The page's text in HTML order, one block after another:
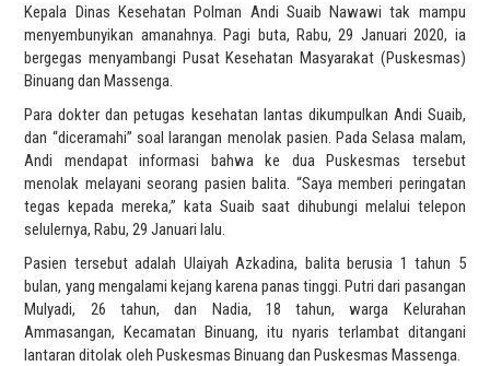
Kepala Dinas Kesehatan Polman Andi Suaib Nawawi tak mampu
menyembunyikan amanahnya. Pagi buta, Rabu, 29 Januari 2020, ia
bergegas menyambangi Pusat Kesehatan Masyarakat (Puskesmas)
Binuang dan Massenga.
Para dokter dan petugas kesehatan lantas dikumpulkan Andi Suaib,
dan “diceramahi” soal larangan menolak pasien. Pada Selasa malam,
Andi mendapat informasi bahwa ke dua Puskesmas tersebut
menolak melayani seorang pasien balita. “Saya memberi peringatan
tegas kepada mereka,” kata Suaib saat dihubungi melalui telepon
selulernya, Rabu, 29 Januari lalu.
Pasien tersebut adalah Ulaiyah Azkadina, balita berusia 1 tahun 5
bulan, yang mengalami kejang karena panas tinggi. Putri dari pasangan
Mulyadi, 26 tahun, dan Nadia, 18 tahun, warga Kelurahan
Ammasangan, Kecamatan Binuang, itu nyaris terlambat ditangani
lantaran ditolak oleh Puskesmas Binuang dan Puskesmas Massenga.